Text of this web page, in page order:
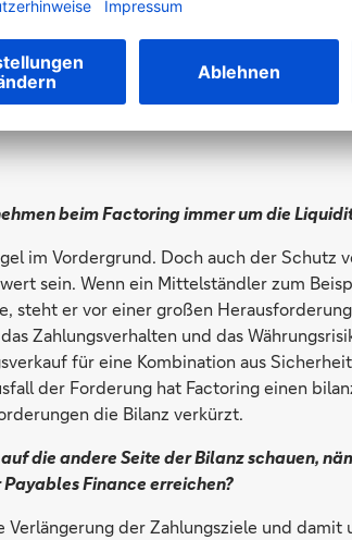
Indien als Absatzmarkt
Unternehmen können die
das Währungsrisiko schwer
beim Factoring immer um die
im Vordergrund. Doch auch der Schutz
sein. Wenn ein Mittelständler zum
steht er vor einer großen
Zahlungsverhalten und das
für eine Kombination aus
der Forderung hat Factoring einen
die Bilanz verkürzt.
auf die andere Seite der Bilanz schauen,
Payables Finance erreichen?
Verlängerung der Zahlungsziele und damit